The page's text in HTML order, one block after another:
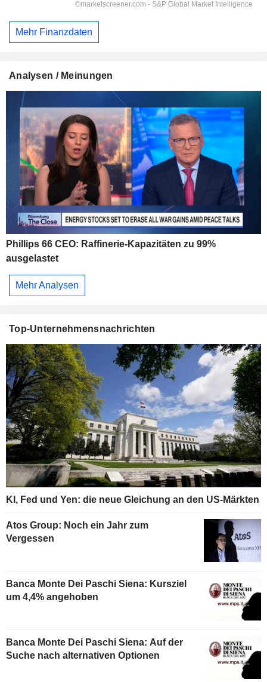
Mehr Finanzdaten
Analysen / Meinungen
Phillips 66 CEO: Raffinerie-Kapazitäten zu 99%
ausgelastet
Mehr Analysen
Top-Unternehmensnachrichten
KI, Fed und Yen: die neue Gleichung an den US-Märkten
Atos Group: Noch ein Jahr zum
Vergessen
Banca Monte Dei Paschi Siena: Kursziel
um 4,4% angehoben
Banca Monte Dei Paschi Siena: Auf der
Suche nach alternativen Optionen